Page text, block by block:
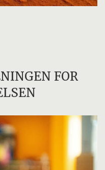
FOR